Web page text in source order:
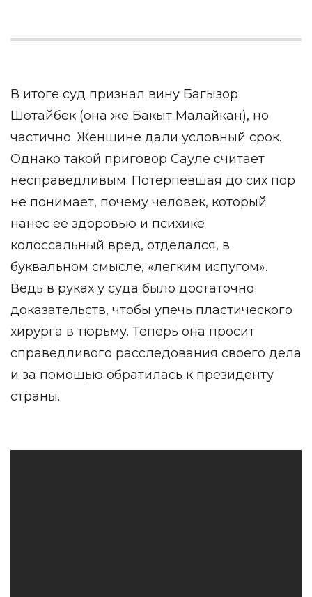
В итоге суд признал вину Багызор
Шотайбек (она же Бакыт Малайкан), но
частично. Женщине дали условный срок.
Однако такой приговор Сауле считает
несправедливым. Потерпевшая до сих пор
не понимает, почему человек, который
нанес её здоровью и психике
колоссальный вред, отделался, в
буквальном смысле, «легким испугом».
Ведь в руках у суда было достаточно
доказательств, чтобы упечь пластического
хирурга в тюрьму. Теперь она просит
справедливого расследования своего дела
и за помощью обратилась к президенту
страны.